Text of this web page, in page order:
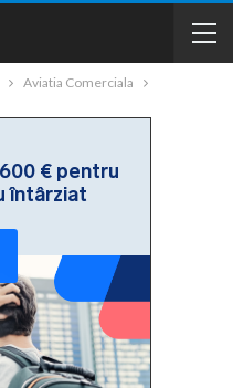
Aviatia Comerciala